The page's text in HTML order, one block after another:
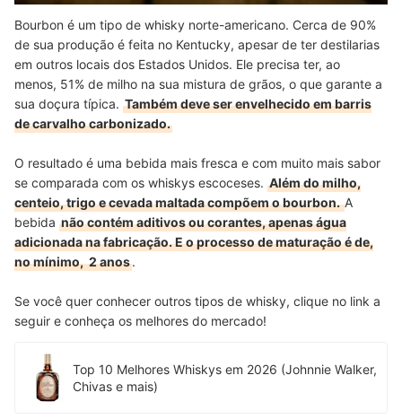
Bourbon é um tipo de whisky norte-americano. Cerca de 90%
de sua produção é feita no Kentucky, apesar de ter destilarias
em outros locais dos Estados Unidos. Ele precisa ter, ao
menos, 51% de milho na sua mistura de grãos, o que garante a
sua doçura típica. Também deve ser envelhecido em barris
de carvalho carbonizado.
O resultado é uma bebida mais fresca e com muito mais sabor
se comparada com os whiskys escoceses. Além do milho,
centeio, trigo e cevada maltada compõem o bourbon.A
bebida não contém aditivos ou corantes, apenas água
adicionada na fabricação. E o processo de maturação é de,
no mínimo, 2 anos.
Se você quer conhecer outros tipos de whisky, clique no link a
seguir e conheça os melhores do mercado!
Top 10 Melhores Whiskys em 2026 (Johnnie Walker,
Chivas e mais)